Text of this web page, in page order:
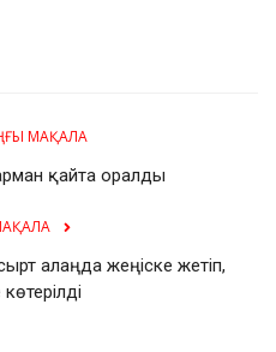
МАҚАЛА
қайта оралды
алаңда жеңіске жетіп,